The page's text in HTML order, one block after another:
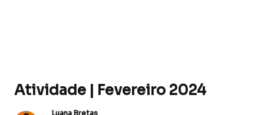
Atividade | Fevereiro 2024
Luana Bretas